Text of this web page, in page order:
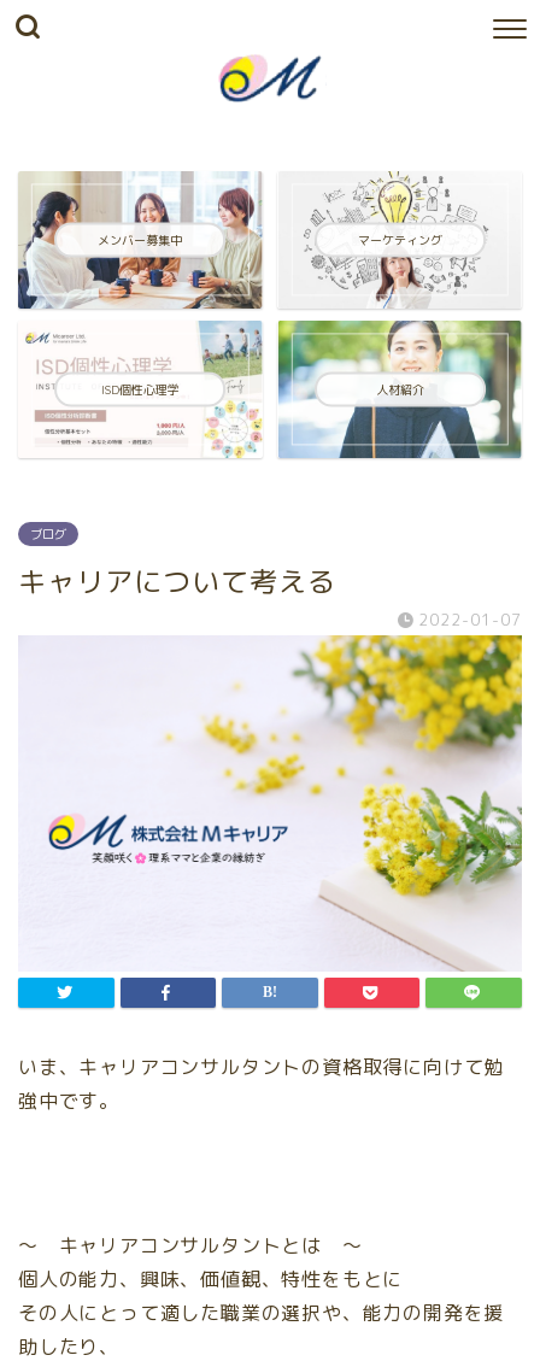
メンバー募集中 マーケティング
ISD個性心理学 人材紹介
ブログ
キャリアについて考える
2022-01-07
いま、キャリアコンサルタントの資格取得に向けて勉
強中です。
～ キャリアコンサルタントとは ～
個人の能力、興味、価値観、特性をもとに
その人にとって適した職業の選択や、能力の開発を援
助したり、